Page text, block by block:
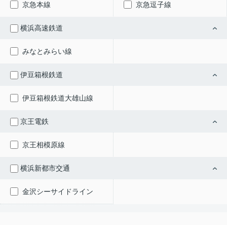
京急本線 京急逗子線
横浜高速鉄道
みなとみらい線
伊豆箱根鉄道
伊豆箱根鉄道大雄山線
京王電鉄
京王相模原線
横浜新都市交通
金沢シーサイドライン